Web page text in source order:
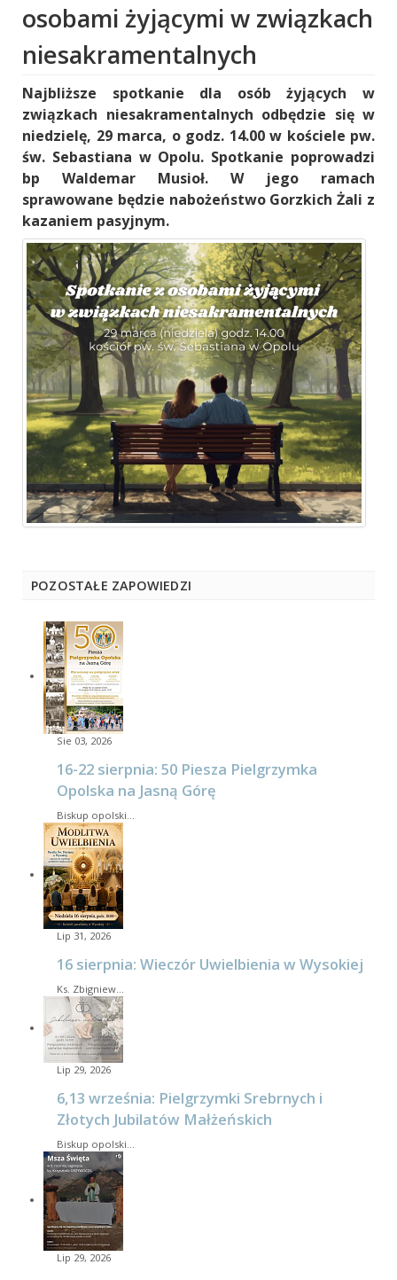
osobami żyjącymi w związkach
niesakramentalnych
Najbliższe spotkanie dla osób żyjących w
związkach niesakramentalnych odbędzie się w
niedzielę, 29 marca, o godz. 14.00 w kościele pw.
św. Sebastiana w Opolu. Spotkanie poprowadzi
bp Waldemar Musioł. W jego ramach
sprawowane będzie nabożeństwo Gorzkich Żali z
kazaniem pasyjnym.
POZOSTAŁE ZAPOWIEDZI
Sie 03, 2026
16-22 sierpnia: 50 Piesza Pielgrzymka
Opolska na Jasną Górę
Biskup opolski…
Lip 31, 2026
16 sierpnia: Wieczór Uwielbienia w Wysokiej
Ks. Zbigniew…
Lip 29, 2026
6,13 września: Pielgrzymki Srebrnych i
Złotych Jubilatów Małżeńskich
Biskup opolski…
Lip 29, 2026